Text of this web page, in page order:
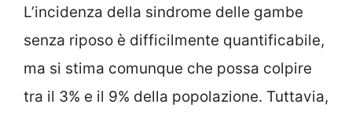
L’incidenza della sindrome delle gambe
senza riposo è difficilmente quantificabile,
ma si stima comunque che possa colpire
tra il 3% e il 9% della popolazione. Tuttavia,